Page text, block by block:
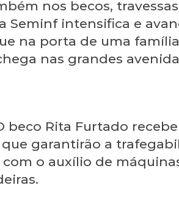
nos becos,
Seminf intensifica e
na porta de uma
nas grandes
beco Rita Furtado recebe
garantirão a
o auxílio de